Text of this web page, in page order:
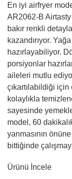
En iyi airfryer
AR2062-B
bakır renkli
kazandırıyor.
hazırlayabiliyor.
porsiyonlar
aileleri mutlu
çıkartılabildiği
kolaylıkla
sayesinde
model, 60
yanmasının
bittiğinde
Ürünü İncele